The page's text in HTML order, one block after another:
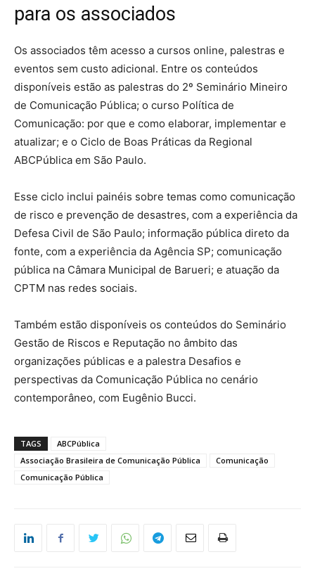
para os associados
Os associados têm acesso a cursos online, palestras e
eventos sem custo adicional. Entre os conteúdos
disponíveis estão as palestras do 2º Seminário Mineiro
de Comunicação Pública; o curso Política de
Comunicação: por que e como elaborar, implementar e
atualizar; e o Ciclo de Boas Práticas da Regional
ABCPública em São Paulo.
Esse ciclo inclui painéis sobre temas como comunicação
de risco e prevenção de desastres, com a experiência da
Defesa Civil de São Paulo; informação pública direto da
fonte, com a experiência da Agência SP; comunicação
pública na Câmara Municipal de Barueri; e atuação da
CPTM nas redes sociais.
Também estão disponíveis os conteúdos do Seminário
Gestão de Riscos e Reputação no âmbito das
organizações públicas e a palestra Desafios e
perspectivas da Comunicação Pública no cenário
contemporâneo, com Eugênio Bucci.
TAGS
ABCPública
Associação Brasileira de Comunicação Pública
Comunicação
Comunicação Pública